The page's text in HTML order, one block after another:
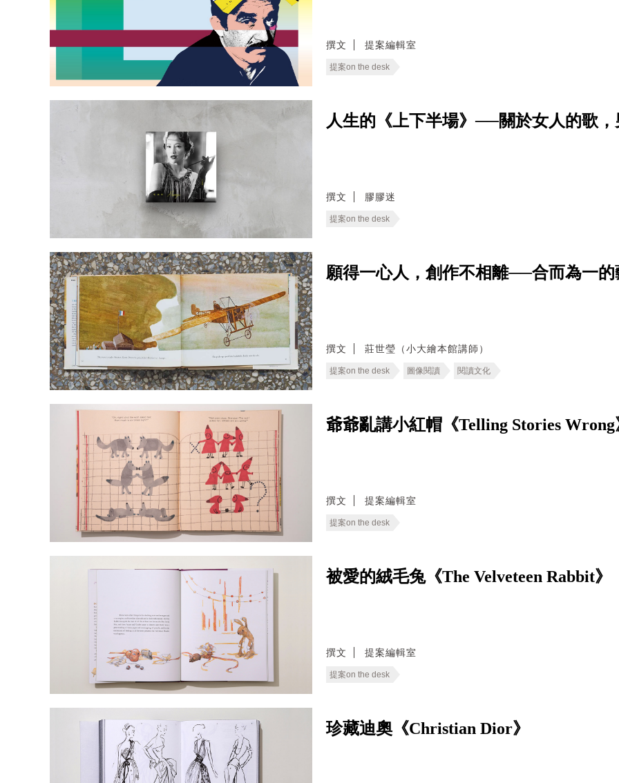
撰文 提案編輯室
提案on the desk
人生的《上下半場》──關於女人的歌
撰文 膠膠迷
提案on the desk
願得一心人，創作不相離──合而為一
撰文 莊世瑩（小大繪本館講師）
提案on the desk 圖像閱讀 閱讀文化
爺爺亂講小紅帽《Telling Stories Wrong
撰文 提案編輯室
提案on the desk
被愛的絨毛兔《The Velveteen Rabbit》
撰文 提案編輯室
提案on the desk
珍藏迪奧《Christian Dior》